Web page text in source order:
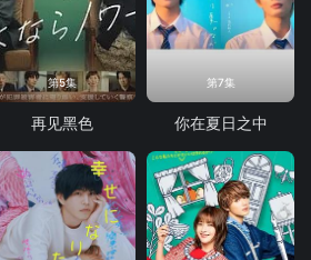
第5集
再见黑色
第7集
你在夏日之中